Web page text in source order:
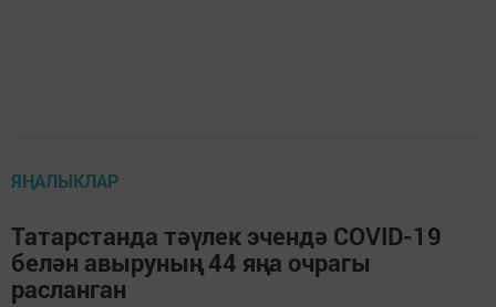
ЯҢАЛЫКЛАР
Татарстанда тәүлек эчендә COVID-19
белән авыруның 44 яңа очрагы
расланган